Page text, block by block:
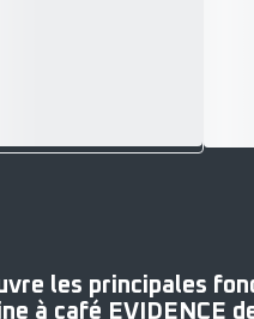
les principales
à café EVIDENCE